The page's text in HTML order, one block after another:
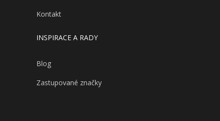
Kontakt
INSPIRACE A RADY
Blog
Zastupované značky